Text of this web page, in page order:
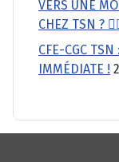
VERS UNE
CHEZ TSN ?
CFE-CGC
IMMÉDIATE !